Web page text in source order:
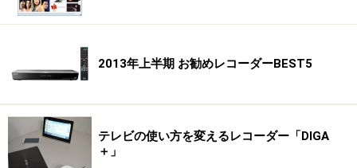
2013年上半期 お勧めレコーダーBEST5
テレビの使い方を変えるレコーダー「DIGA
＋」